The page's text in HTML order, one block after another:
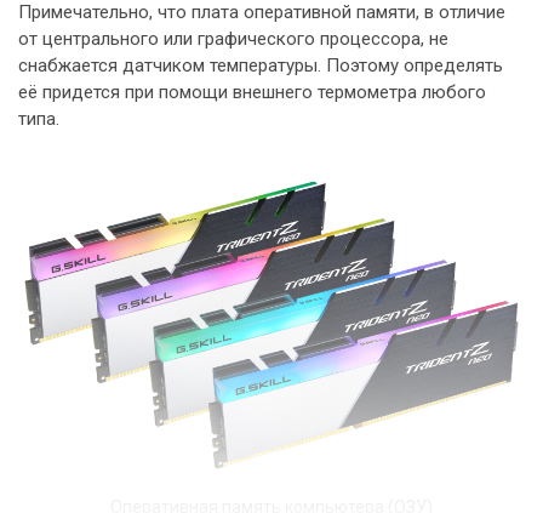
Примечательно, что плата оперативной памяти, в отличие
от центрального или графического процессора, не
снабжается датчиком температуры. Поэтому определять
её придется при помощи внешнего термометра любого
типа.